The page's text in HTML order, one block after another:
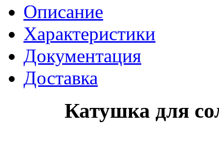
Описание
Характеристики
Документация
Доставка
Катушка для